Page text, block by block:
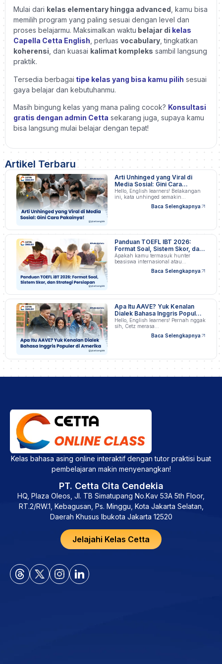
Mulai dari kelas elementary hingga advanced , kamu bisa
memilih program yang paling sesuai dengan level dan
proses belajarmu. Maksimalkan waktu belajar di kelas
Capella Cetta English , perluas vocabulary , tingkatkan
koherensi , dan kuasai kalimat kompleks sambil langsung
praktik.
Tersedia berbagai tipe kelas yang bisa kamu pilih sesuai
gaya belajar dan kebutuhanmu.
Masih bingung kelas yang mana paling cocok? Konsultasi
gratis dengan admin Cetta sekarang juga, supaya kamu
bisa langsung mulai belajar dengan tepat!
Artikel Terbaru
Arti Unhinged yang Viral di
Media Sosial: Gini Cara
Pakainya!
Hello, English learners! Belakangan
ini, kata unhinged semakin…
Baca Selengkapnya
Panduan TOEFL IBT 2026:
Format Soal, Sistem Skor, dan
Strategi Persiapan
Apakah kamu termasuk hunter
beasiswa internasional atau
Baca Selengkapnya
Apa Itu AAVE? Yuk Kenalan
Dialek Bahasa Inggris Populer
di Amerika
Hello, English learners! Pernah nggak
sih, Cetz merasa…
Baca Selengkapnya
Kelas bahasa asing online interaktif dengan tutor praktisi buat
pembelajaran makin menyenangkan!
PT. Cetta Cita Cendekia
HQ, Plaza Oleos, Jl. TB Simatupang No.Kav 53A 5th Floor,
RT.2/RW.1, Kebagusan, Ps. Minggu, Kota Jakarta Selatan,
Daerah Khusus Ibukota Jakarta 12520
Jelajahi Kelas Cetta